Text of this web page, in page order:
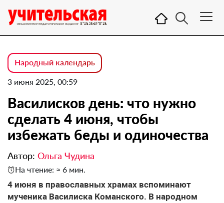
Народный календарь
3 июня 2025, 00:59
Василисков день: что нужно
сделать 4 июня, чтобы
избежать беды и одиночества
Автор: Ольга Чудина
На чтение: ≈ 6 мин.
4 июня в православных храмах вспоминают
мученика Василиска Команского. В народном